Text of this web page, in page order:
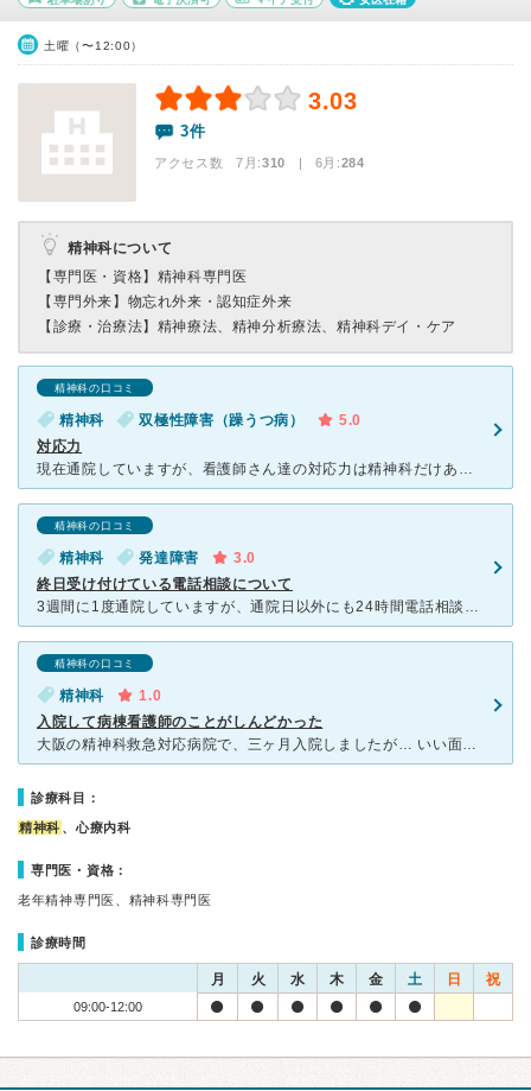
土曜（〜12:00）
3.03
3件
アクセス数 7月:310 | 6月:284
精神科について
【専門医・資格】 精神科専門医
【専門外来】 物忘れ外来・認知症外来
【診療・治療法】 精神療法、精神分析療法、精神科デイ・ケア
精神科の口コミ
精神科 双極性障害（躁うつ病）
5.0
対応力
現在通院していますが、看護師さん達の対応力は精神科だけあって凄いと思います。 丁寧だし不快に思うことがあまりありません。 私のようにあまり症状が重篤でない患者だと医師が不定期に変わってしまうのが困
精神科の口コミ
精神科 発達障害
3.0
終日受け付けている電話相談について
3週間に1度通院していますが、通院日以外にも24時間電話相談を受け付けており、そこがこの病院の最大の強みだと思っています。 よく電話での相談を利用させていただいていて、とても助かっております。 た
精神科の口コミ
精神科
1.0
入院して病棟看護師のことがしんどかった
大阪の精神科救急対応病院で、三ヶ月入院しましたが… いい面もありましたが、やはりしんどかったです。 病状の不安定な患者さんが多い傾向にあるため 予想外のことがよく起きます。 病棟看護師さん
診療科目：
精神科 、心療内科
専門医・資格：
老年精神専門医、精神科専門医
診療時間
月 火 水 木 金 土 日 祝
09:00-12:00